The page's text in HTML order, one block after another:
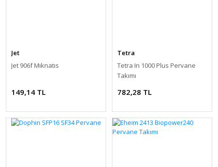
Jet
Jet 906f Mıknatıs
149,14 TL
Tetra
Tetra In 1000 Plus Pervane
Takımı
782,28 TL